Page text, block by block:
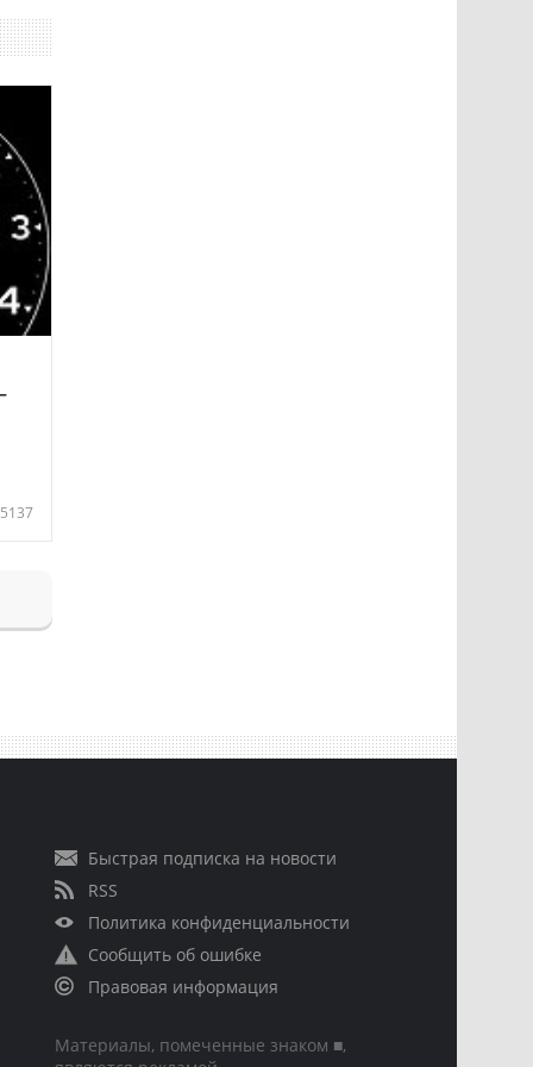
5137
Быстрая подписка на новости
RSS
Политика конфиденциальности
Сообщить об ошибке
Правовая информация
Материалы, помеченные знаком ■,